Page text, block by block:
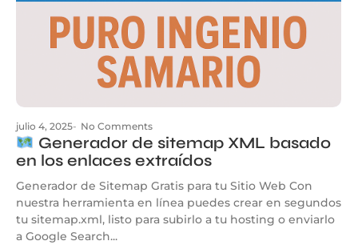
julio 4, 2025- No Comments
Generador de sitemap XML basado
en los enlaces extraídos
Generador de Sitemap Gratis para tu Sitio Web Con
nuestra herramienta en línea puedes crear en segundos
tu sitemap.xml, listo para subirlo a tu hosting o enviarlo
a Google Search...